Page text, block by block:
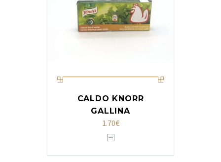
CALDO KNORR
GALLINA
1.70€